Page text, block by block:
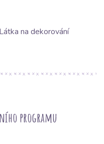
Látka na dekorování
programu